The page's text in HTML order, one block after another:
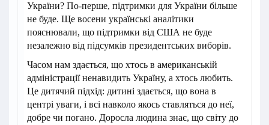
України? По-перше, підтримки для України більше
не буде. Ще восени українські аналітики
пояснювали, що підтримки від США не буде
незалежно від підсумків президентських виборів.
Часом нам здається, що хтось в американській
адміністрації ненавидить Україну, а хтось любить.
Це дитячий підхід: дитині здається, що вона в
центрі уваги, і всі навколо якось ставляться до неї,
добре чи погано. Доросла людина знає, що світу до